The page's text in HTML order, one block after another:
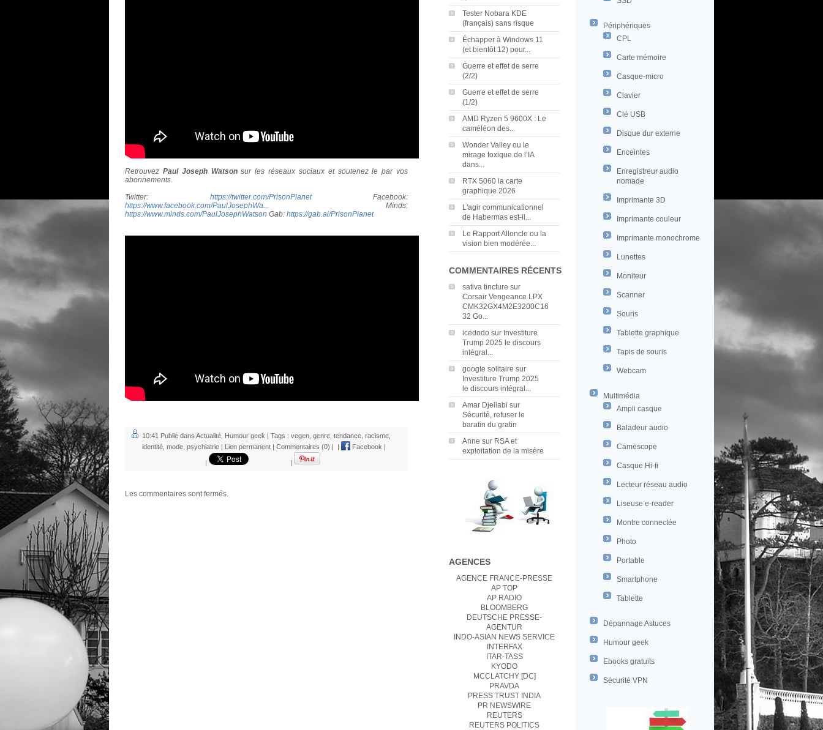
Périphériques
CPL
Carte mémoire
Casque-micro
Clavier
Clé USB
Disque dur externe
Enceintes
Enregistreur audio
nomade
Imprimante 3D
Imprimante couleur
Imprimante monochrome
Lunettes
Moniteur
Scanner
Souris
Tablette graphique
Tapis de souris
Webcam
Multimédia
Ampli casque
Baladeur audio
Camescope
Casque Hi-fi
Lecteur réseau audio
Liseuse e-reader
Montre connectée
Photo
Portable
Smartphone
Tablette
Dépannage Astuces
Humour geek
Ebooks gratuits
Sécurité VPN
Tester Nobara KDE
(français) sans risque
Échapper à Windows 11
(et bientôt 12) pour...
Guerre et effet de serre
(2/2)
Guerre et effet de serre
(1/2)
AMD Ryzen 5 9600X : Le
caméléon des...
Wonder Valley ou le
mirage toxique de l’IA
dans...
RTX 5060 la carte
graphique 2026
L'agir communicationnel
de Habermas est-il...
Le Rapport Alloncle ou la
vision bien modérée...
COMMENTAIRES RÉCENTS
sativa tincture sur
Corsair Vengeance LPX
CMK32GX4M2E3200C16
32 Go...
icedodo sur Investiture
Trump 2025 le discours
intégral...
google solitaire sur
Investiture Trump 2025
le discours intégral...
Amar Djellabi sur
Sécurité, refuser le
baratin du gratin
Anne sur RSA et
exploitation de la misère
AGENCES
AGENCE FRANCE-PRESSE
AP TOP
AP RADIO
BLOOMBERG
DEUTSCHE PRESSE-
AGENTUR
INDO-ASIAN NEWS SERVICE
INTERFAX
ITAR-TASS
KYODO
MCCLATCHY [DC]
PRAVDA
PRESS TRUST INDIA
PR NEWSWIRE
REUTERS
REUTERS POLITICS
Retrouvez Paul Joseph Watsonsur les réseaux sociaux et soutenez le par vos
abonnements.
Twitter: https://twitter.com/PrisonPlanetFacebook:
https://www.facebook.com/PaulJosephWa ... Minds:
https://www.minds.com/PaulJosephWatson Gab: https://gab.ai/PrisonPlanet
10:41 Publié dans Actualité Humour geek | Tags : vegen genre tendance racisme
identité mode psychiatrie | Lien permanent | Commentaires (0) | | Facebook |
| |
Les commentaires sont fermés.